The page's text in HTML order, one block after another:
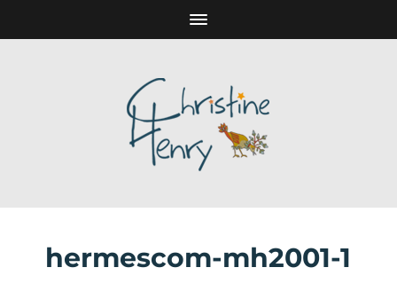
hermescom-mh2001-1